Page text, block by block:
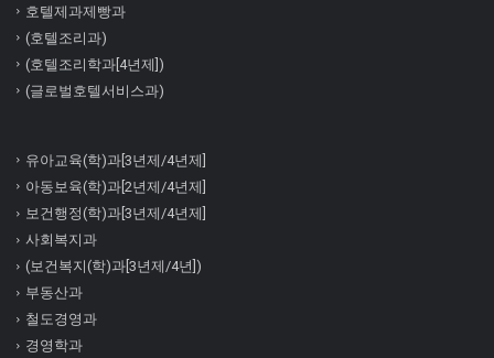
호텔제과제빵과
(호텔조리과)
(호텔조리학과[4년제])
(글로벌호텔서비스과)
유아교육(학)과[3년제/4년제]
아동보육(학)과[2년제/4년제]
보건행정(학)과[3년제/4년제]
사회복지과
(보건복지(학)과[3년제/4년])
부동산과
철도경영과
경영학과